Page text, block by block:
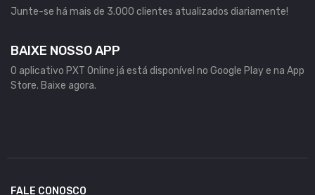
Junte-se há mais de 3.000 clientes atualizados diariamente!
BAIXE NOSSO APP
O aplicativo PXT Online já está disponível no Google Play e na App
Store. Baixe agora.
FALE CONOSCO